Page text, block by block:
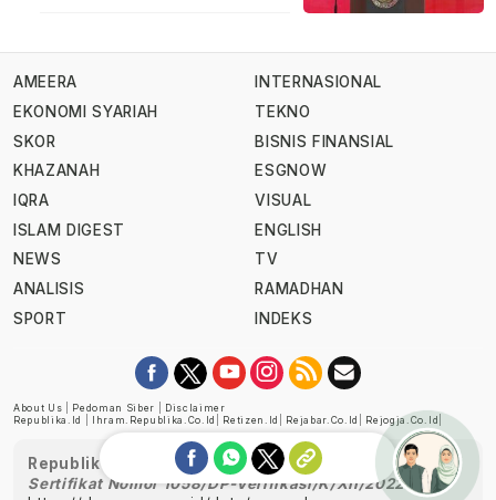
AMEERA
EKONOMI SYARIAH
SKOR
KHAZANAH
IQRA
ISLAM DIGEST
NEWS
ANALISIS
SPORT
INTERNASIONAL
TEKNO
BISNIS FINANSIAL
ESGNOW
VISUAL
ENGLISH
TV
RAMADHAN
INDEKS
About Us Pedoman Siber
Disclaimer
Republika.id
Ihram.republika.co.id Retizen.id Rejabar.co.id Rejogja.co.id
Republika telah diverifikasi oleh Dewan Pers
Sertifikat Nomor 1058/DP-Verifikasi/K/XII/2022